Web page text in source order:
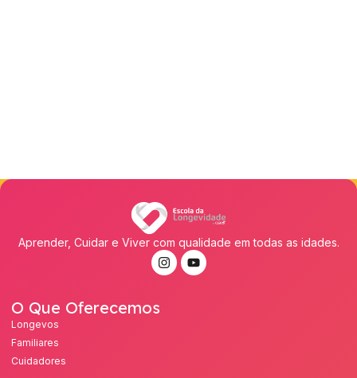
Aprender, Cuidar e Viver com qualidade em todas as idades.
O Que Oferecemos
Longevos
Familiares
Cuidadores